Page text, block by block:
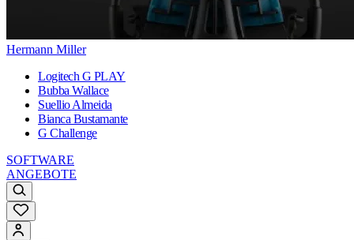
Hermann Miller
Logitech G PLAY
Bubba Wallace
Suellio Almeida
Bianca Bustamante
G Challenge
SOFTWARE
ANGEBOTE